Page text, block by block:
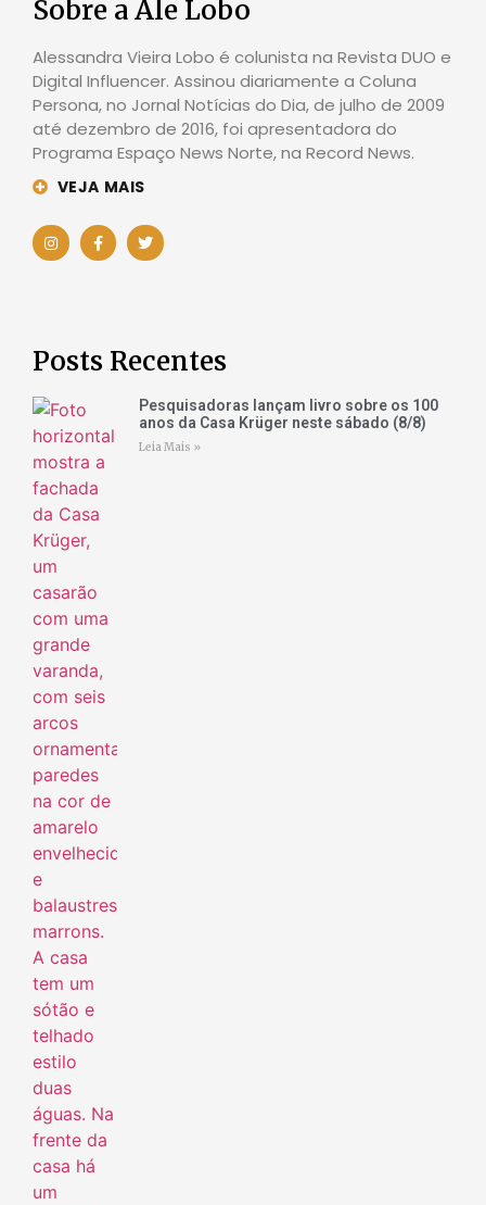
Sobre a Ale Lobo
Alessandra Vieira Lobo é colunista na Revista DUO e
Digital Influencer. Assinou diariamente a Coluna
Persona, no Jornal Notícias do Dia, de julho de 2009
até dezembro de 2016, foi apresentadora do
Programa Espaço News Norte, na Record News.
VEJA MAIS
Posts Recentes
Pesquisadoras lançam livro sobre os 100
anos da Casa Krüger neste sábado (8/8)
Leia Mais »